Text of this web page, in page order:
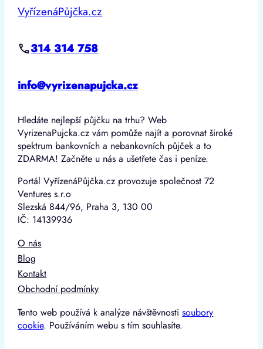
VyřízenáPůjčka.cz
314 314 758
info@vyrizenapujcka.cz
Hledáte nejlepší půjčku na trhu? Web
VyrizenaPujcka.cz vám pomůže najít a porovnat široké
spektrum bankovních a nebankovních půjček a to
ZDARMA! Začněte u nás a ušetřete čas i peníze.
Portál VyřízenáPůjčka.cz provozuje společnost 72
Ventures s.r.o
Slezská 844/96, Praha 3, 130 00
IČ: 14139936
O nás
Blog
Kontakt
Obchodní podmínky
Tento web používá k analýze návštěvnostisoubory
cookie. Používáním webu s tím souhlasíte.